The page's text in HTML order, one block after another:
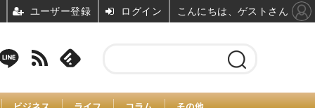
ユーザー登録 ログイン こんにちは、ゲストさん